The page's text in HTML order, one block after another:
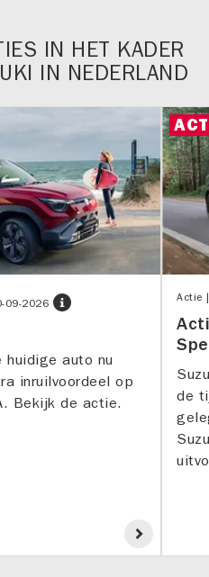
IN HET KADER
IN NEDERLAND
09-2026
auto nu
inruilvoordeel op
Bekijk de actie.
Actie
de